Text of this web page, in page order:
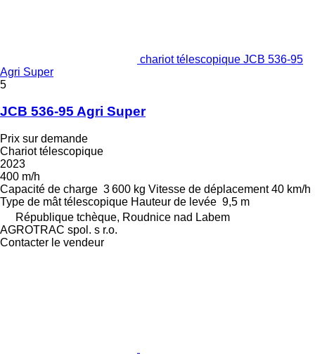
chariot télescopique JCB 536-95
Agri Super
5
JCB 536-95 Agri Super
Prix sur demande
Chariot télescopique
2023
400 m/h
Capacité de charge 3 600 kg Vitesse de déplacement 40 km/h
Type de mât télescopique Hauteur de levée 9,5 m
République tchèque, Roudnice nad Labem
AGROTRAC spol. s r.o.
Contacter le vendeur